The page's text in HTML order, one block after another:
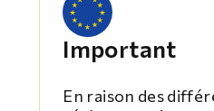
Important
En raison des